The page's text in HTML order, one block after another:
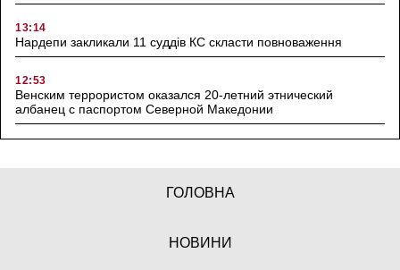
13:14
Нардепи закликали 11 суддів КС скласти повноваження
12:53
Венским террористом оказался 20-летний этнический
албанец с паспортом Северной Македонии
ГОЛОВНА
НОВИНИ